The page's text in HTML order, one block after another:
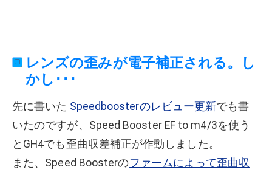
レンズの歪みが電子補正される。し
かし･･･
先に書いた Speedboosterのレビュー更新でも書
いたのですが、Speed Booster EF to m4/3を使う
とGH4でも歪曲収差補正が作動しました。
また、Speed Boosterのファームによって歪曲収